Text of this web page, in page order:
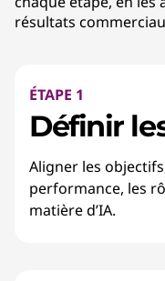
résultats
ÉTAPE 1
Définir
Aligner les
performance, les
matière d’IA.